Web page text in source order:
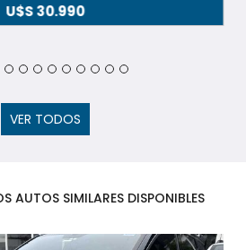
U$S30.990
VER TODOS
AUTOS SIMILARES DISPONIBLES